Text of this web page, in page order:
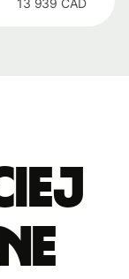
13 939 CAD